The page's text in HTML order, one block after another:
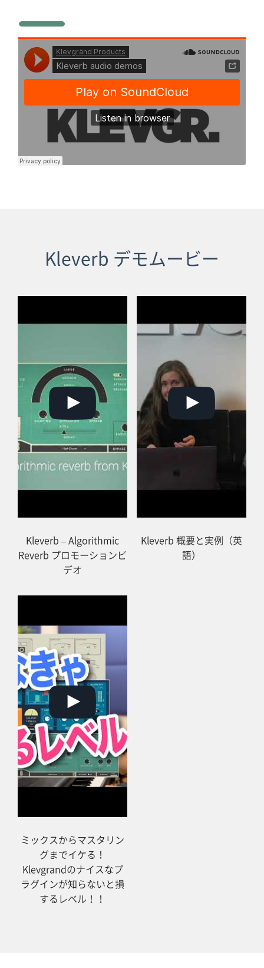
Kleverb デモムービー
Kleverb – Algorithmic
Reverb プロモーションビ
デオ
Kleverb 概要と実例（英
語）
ミックスからマスタリン
グまでイケる！
Klevgrandのナイスなプ
ラグインが知らないと損
するレベル！！